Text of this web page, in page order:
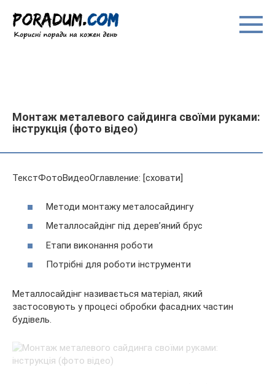
вмісту
Монтаж металевого сайдинга своїми руками:
інструкція (фото відео)
ТекстФотоВидеоОглавление: [сховати]
Методи монтажу металосайдингу
Металлосайдінг під дерев’яний брус
Етапи виконання роботи
Потрібні для роботи інструменти
Металлосайдінг називається матеріал, який
застосовують у процесі обробки фасадних частин
будівель.